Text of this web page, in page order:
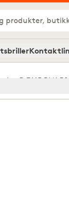
produkter,
b.e B.E115 BLK